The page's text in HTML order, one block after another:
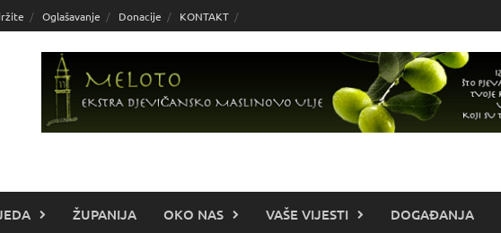
Oglašavanje Donacije KONTAKT
ŽUPANIJA OKO NAS VAŠE VIJESTI DOGAĐANJA